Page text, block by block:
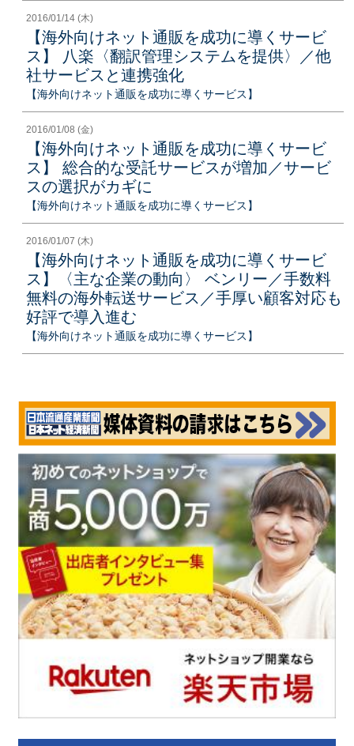
2016/01/14 (木)
【海外向けネット通販を成功に導くサービ
ス】 八楽〈翻訳管理システムを提供〉／他
社サービスと連携強化
【海外向けネット通販を成功に導くサービス】
2016/01/08 (金)
【海外向けネット通販を成功に導くサービ
ス】 総合的な受託サービスが増加／サービ
スの選択がカギに
【海外向けネット通販を成功に導くサービス】
2016/01/07 (木)
【海外向けネット通販を成功に導くサービ
ス】〈主な企業の動向〉 ベンリー／手数料
無料の海外転送サービス／手厚い顧客対応も
好評で導入進む
【海外向けネット通販を成功に導くサービス】